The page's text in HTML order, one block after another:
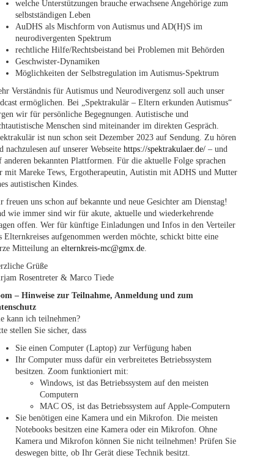
welche Unterstützungen brauche erwachsene Angehörige zum
selbstständigen Leben
AuDHS als Mischform von Autismus und AD(H)S im
neurodivergenten Spektrum
rechtliche Hilfe/Rechtsbeistand bei Problemen mit Behörden
Geschwister-Dynamiken
Möglichkeiten der Selbstregulation im Autismus-Spektrum
Verständnis für Autismus und Neurodivergenz soll auch unser
ermöglichen. Bei „Spektrakulär – Eltern erkunden Autismus“
wir für persönliche Begegnungen. Autistische und
Menschen sind miteinander im direkten Gespräch.
ist nun schon seit Dezember 2023 auf Sendung. Zu hören
nachzulesen auf unserer Webseite https://spektrakulaer.de/ – und
anderen bekannten Plattformen. Für die aktuelle Folge sprachen
mit Mareke Tews, Ergotherapeutin, Autistin mit ADHS und Mutter
autistischen Kindes.
freuen uns schon auf bekannte und neue Gesichter am Dienstag!
wie immer sind wir für akute, aktuelle und wiederkehrende
offen. Wer für künftige Einladungen und Infos in den Verteiler
Elternkreises aufgenommen werden möchte, schickt bitte eine
Mitteilung an elternkreis-mc@gmx.de
Grüße
Rosentreter & Marco Tiede
– Hinweise zur Teilnahme, Anmeldung und zum
kann ich teilnehmen?
stellen Sie sicher, dass
Sie einen Computer (Laptop) zur Verfügung haben
Ihr Computer muss dafür ein verbreitetes Betriebssystem
besitzen. Zoom funktioniert mit:
Windows, ist das Betriebssystem auf den meisten
Computern
MAC OS, ist das Betriebssystem auf Apple-Computern
Sie benötigen eine Kamera und ein Mikrofon. Die meisten
Notebooks besitzen eine Kamera oder ein Mikrofon. Ohne
Kamera und Mikrofon können Sie nicht teilnehmen! Prüfen Sie
deswegen bitte, ob Ihr Gerät diese Technik besitzt.